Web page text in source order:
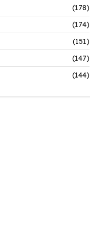
(178)
(174)
(151)
(147)
(144)